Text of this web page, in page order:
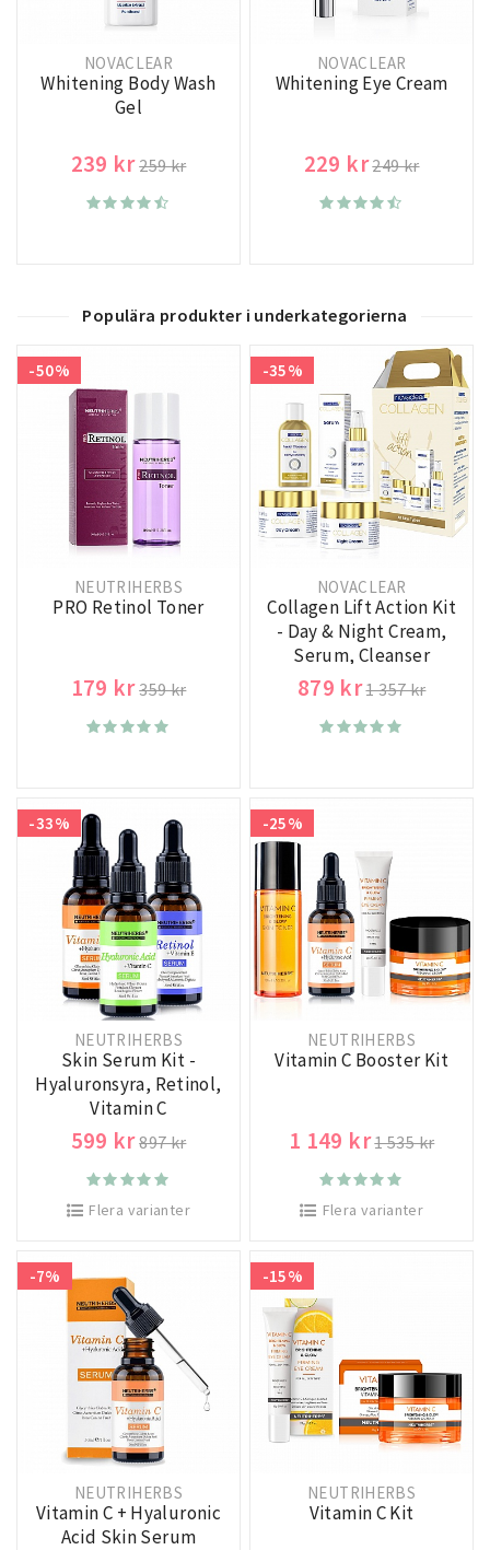
NOVACLEAR
Whitening Body Wash
Gel
239 kr259 kr
NOVACLEAR
Whitening Eye Cream
229 kr249 kr
Populära produkter i underkategorierna
-50%
NEUTRIHERBS
PRO Retinol Toner
179 kr359 kr
-35%
NOVACLEAR
Collagen Lift Action Kit
- Day & Night Cream,
Serum, Cleanser
879 kr1 357 kr
-33%
NEUTRIHERBS
Skin Serum Kit -
Hyaluronsyra, Retinol,
Vitamin C
599 kr897 kr
Flera varianter
-25%
NEUTRIHERBS
Vitamin C Booster Kit
1 149 kr1 535 kr
Flera varianter
-7%
NEUTRIHERBS
Vitamin C + Hyaluronic
Acid Skin Serum
-15%
NEUTRIHERBS
Vitamin C Kit